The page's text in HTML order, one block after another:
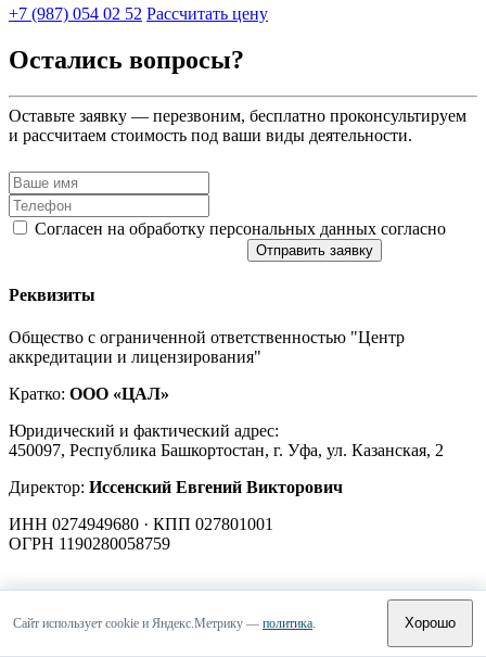
+7 (987) 054 02 52 Рассчитать цену
Остались вопросы?
Оставьте заявку — перезвоним, бесплатно проконсультируем
и рассчитаем стоимость под ваши виды деятельности.
Согласен на обработку персональных данных согласно
Отправить заявку
Реквизиты
Общество с ограниченной ответственностью "Центр
аккредитации и лицензирования"
Кратко: ООО «ЦАЛ»
Юридический и фактический адрес:
450097, Республика Башкортостан, г. Уфа, ул. Казанская, 2
Директор: Иссенский Евгений Викторович
ИНН 0274949680 · КПП 027801001
ОГРН 1190280058759
Сайт использует cookie и Яндекс.Метрику — политика Хорошо